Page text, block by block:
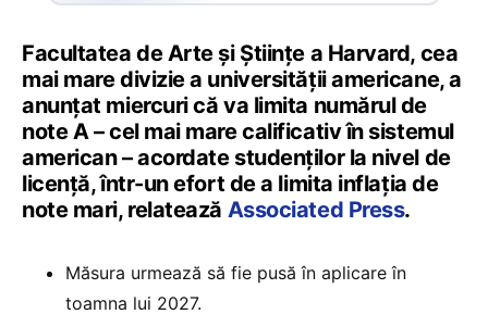
Facultatea de Arte și Științe a Harvard, cea
mai mare divizie a universității americane, a
anunțat miercuri că va limita numărul de
note A – cel mai mare calificativ în sistemul
american – acordate studenților la nivel de
licență, într-un efort de a limita inflația de
note mari, relatează Associated Press.
Măsura urmează să fie pusă în aplicare în
toamna lui 2027.